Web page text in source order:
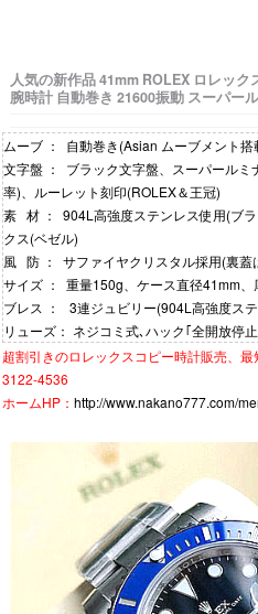
人気の新作品 41mm ROLEX ロレッ
腕時計 自動巻き 21600振動 スーパー
ムーブ ： 自動巻き(Asian ムーブメント
文字盤 ： ブラック文字盤、スーパール
率)、ルーレット刻印(ROLEX＆王冠)
素 材 ： 904L高強度ステンレス使用(ブ
クス(ベゼル)
風 防 ： サファイヤクリスタル採用(裏蓋
サイズ ： 重量150g、ケース直径41mm、
ブレス ： 3連ジュビリー(904L高強度ス
リューズ： ネジコミ式､ハック｢全開放停
超割引きのロレックスコピー時計販売、最
3122-4536
ホームHP： http://www.nakano777.com/